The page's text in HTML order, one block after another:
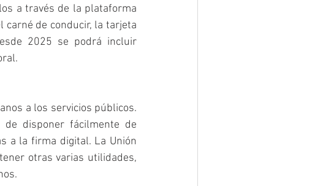
carné de conducir, la tarjeta
2025 se podrá incluir
a los servicios públicos.
disponer fácilmente de
a la firma digital. La Unión
otras varias utilidades,